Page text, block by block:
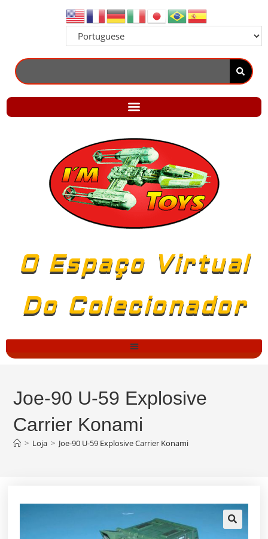
O Espaço Virtual
Do Colecionador
Joe-90 U-59 Explosive
Carrier Konami
> Loja > Joe-90 U-59 Explosive Carrier Konami